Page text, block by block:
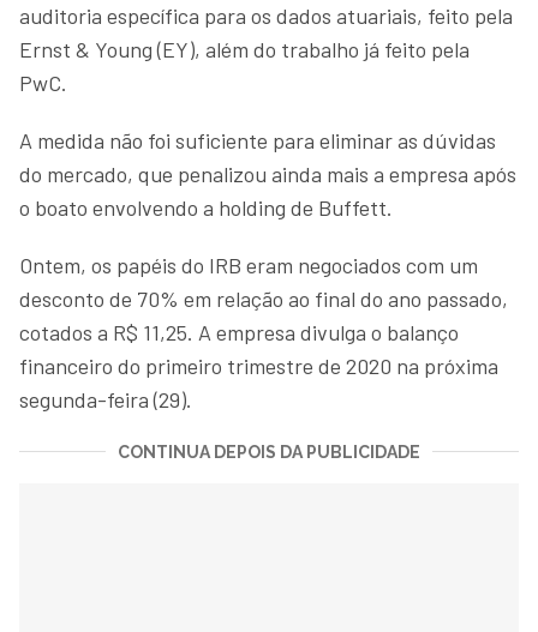
auditoria específica para os dados atuariais, feito pela
Ernst & Young (EY), além do trabalho já feito pela
PwC.
A medida não foi suficiente para eliminar as dúvidas
do mercado, que penalizou ainda mais a empresa após
o boato envolvendo a holding de Buffett.
Ontem, os papéis do IRB eram negociados com um
desconto de 70% em relação ao final do ano passado,
cotados a R$ 11,25. A empresa divulga o balanço
financeiro do primeiro trimestre de 2020 na próxima
segunda-feira (29).
CONTINUA DEPOIS DA PUBLICIDADE